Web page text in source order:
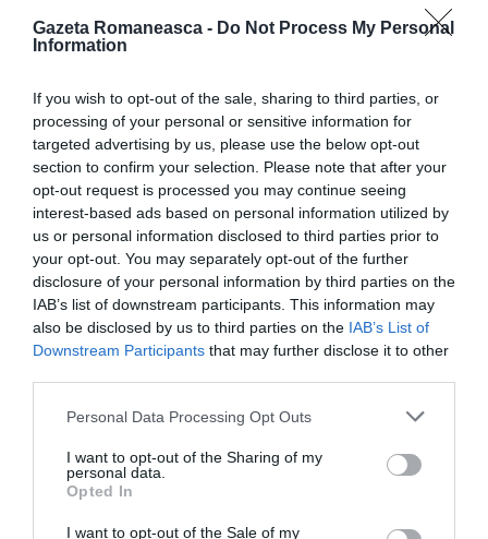
Gazeta Romaneasca - Do Not Process My Personal
Information
If you wish to opt-out of the sale, sharing to third parties, or
processing of your personal or sensitive information for
targeted advertising by us, please use the below opt-out
section to confirm your selection. Please note that after your
opt-out request is processed you may continue seeing
interest-based ads based on personal information utilized by
us or personal information disclosed to third parties prior to
your opt-out. You may separately opt-out of the further
disclosure of your personal information by third parties on the
IAB’s list of downstream participants. This information may
also be disclosed by us to third parties on the IAB’s List of
Downstream Participants that may further disclose it to other
Personal Data Processing Opt Outs
I want to opt-out of the Sharing of my
personal data.
Opted In
I want to opt-out of the Sale of my
centrală".
Dar pe 9 ianuarie anul acesta, carabinierii o găsesc, în
casa în care trăieşte regulamentar de mai mult timp,
şi o arestează. şi numai în acest moment numeşte
ea un avocat de încredere.
În realitate Anna putea fi găsită oricând: "Iniţial –
spune don Virginio Colmegna – a fost rezidentă aici
la noi în Casa della Carità". Unde registrele de
evidenţă a populaţiei îi certifică prezenţa cel puţin de
pe "5 octombrie 2010", subliniază avocatul Busignani,
şi unde nimeni nu a căutat-o: nici aici şi nici în
actuală.
Aşa cum nimeni – continuă avocatul – nu a întrebat